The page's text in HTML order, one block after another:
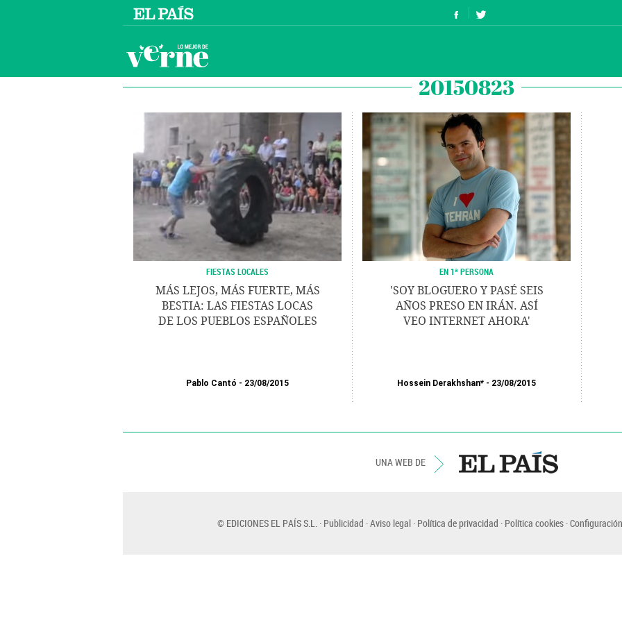
20150823
FIESTAS LOCALES
MÁS LEJOS, MÁS FUERTE, MÁS
BESTIA: LAS FIESTAS LOCAS
DE LOS PUEBLOS ESPAÑOLES
Pablo Cantó 23/08/2015
EN 1ª PERSONA
'SOY BLOGUERO Y PASÉ SEIS
AÑOS PRESO EN IRÁN. ASÍ
VEO INTERNET AHORA'
Hossein Derakhshan* 23/08/2015
UNA WEB DE
© EDICIONES EL PAÍS S.L. Publicidad Aviso legal Política de privacidad Política cookies